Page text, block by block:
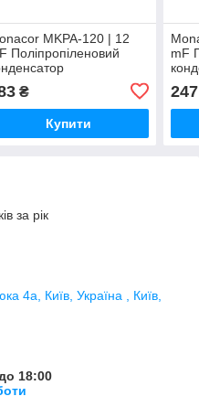
MKPA-120 | 12
Поліпропіленовий
₴
Купити
mF
247
за рік
4а, Київ, Україна , Київ,
18:00